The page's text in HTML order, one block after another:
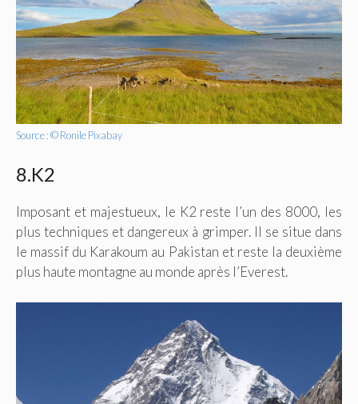
Source : © Ronile Pixabay
8.K2
Imposant et majestueux, le K2 reste l’un des 8000, les
plus techniques et dangereux à grimper. Il se situe dans
le massif du Karakoum au Pakistan et reste la deuxième
plus haute montagne au monde après l’Everest.